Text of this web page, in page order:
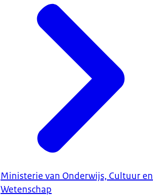
Ministerie van Onderwijs, Cultuur en
Wetenschap